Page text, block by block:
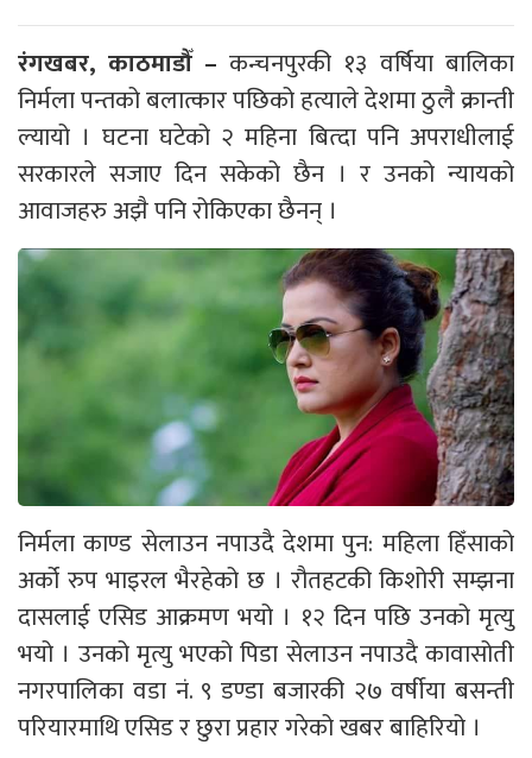
रंगखबर, काठमाडौँ – कन्चनपुरकी १३ वर्षिया बालिका
निर्मला पन्तको बलात्कार पछिको हत्याले देशमा ठुलै क्रान्ती
ल्यायो । घटना घटेको २ महिना बित्दा पनि अपराधीलाई
सरकारले सजाए दिन सकेको छैन । र उनको न्यायको
आवाजहरु अझै पनि रोकिएका छैनन् ।
निर्मला काण्ड सेलाउन नपाउदै देशमा पुन: महिला हिँसाको
अर्को रुप भाइरल भैरहेको छ । रौतहटकी किशोरी सम्झना
दासलाई एसिड आक्रमण भयो । १२ दिन पछि उनको मृत्यु
भयो । उनको मृत्यु भएको पिडा सेलाउन नपाउदै कावासोती
नगरपालिका वडा नं. ९ डण्डा बजारकी २७ वर्षीया बसन्ती
परियारमाथि एसिड र छुरा प्रहार गरेको खबर बाहिरियो ।